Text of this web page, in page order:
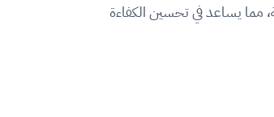
مما يساعد في تحسين الكفاءة